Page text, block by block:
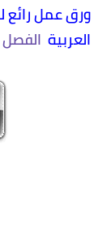
ورق عمل رائع
العربية الفصل